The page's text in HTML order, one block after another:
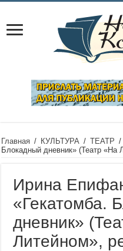
Главная / КУЛЬТУРА / ТЕАТР /
Блокадный дневник» (Театр
Ирина
«Гекатомба.
дневник»
Литейном»,